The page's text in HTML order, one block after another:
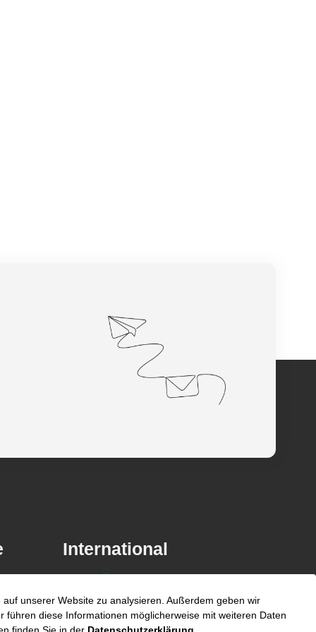
International
Belgien
unserer Website zu analysieren. Außerdem geben wir
diese Informationen möglicherweise mit weiteren Daten